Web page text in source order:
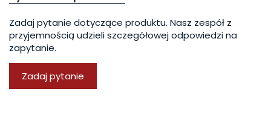
Zadaj pytanie dotyczące produktu. Nasz zespół z
przyjemnością udzieli szczegółowej odpowiedzi na
zapytanie.
Zadaj pytanie